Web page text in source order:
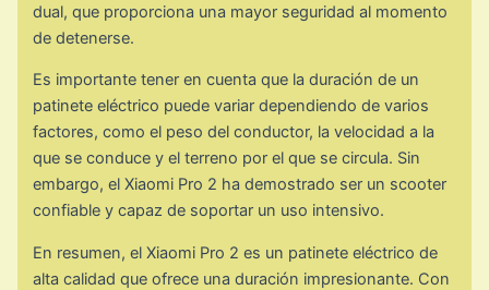
dual, que proporciona una mayor seguridad al momento
de detenerse.
Es importante tener en cuenta que la duración de un
patinete eléctrico puede variar dependiendo de varios
factores, como el peso del conductor, la velocidad a la
que se conduce y el terreno por el que se circula. Sin
embargo, el Xiaomi Pro 2 ha demostrado ser un scooter
confiable y capaz de soportar un uso intensivo.
En resumen, el Xiaomi Pro 2 es un patinete eléctrico de
alta calidad que ofrece una duración impresionante. Con